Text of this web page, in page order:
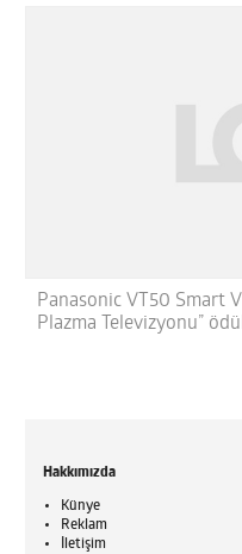
Panasonic VT50 Smart
Plazma Televizyonu”
Hakkımızda
Künye
Reklam
İletişim